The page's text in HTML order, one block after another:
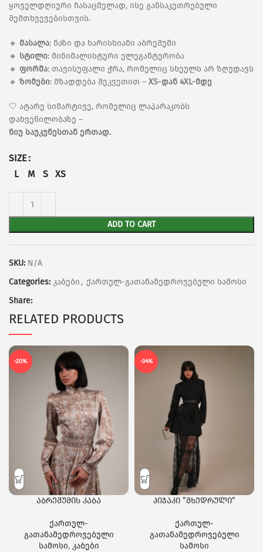
ყოველდღიური ჩასაცმელად, ისე განსაკუთრებული
შემთხვევებისთვის.
🔸 მასალა: ნაზი და ხარისხიანი აბრეშუმი
🔸 სტილი: მინიმალისტური ელეგანტურობა
🔸 ფორმა: თავისუფალი ჭრა, რომელიც სხეულს არ ზღუდავს
🔸 ზომები: მზადდება შეკვეთით – XS-დან 4XL-მდე
🤍 ატარე სიმარტივე, რომელიც ლაპარაკობს
დახვეწილობაზე –
ნიუ საუკუნესთან ერთად.
SIZE
L
M S XS
ADD TO CART
SKU: N/A
Categories: კაბები, ქართულ-გათანამედროვებული სამოსი
Share:
RELATED PRODUCTS
-20%
აბრეშუმის კაბა
ქართულ-
გათანამედროვებული
სამოსი, კაბები
-34%
პიჯაკი ”მხედრული”
ქართულ-
გათანამედროვებული
სამოსი